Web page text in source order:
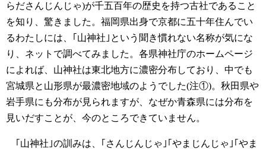
らださんじんじゃ)が千五百年の歴史を持つ古社であること
を知り、驚きました。福岡県出身で京都に五十年住んでい
るわたしには、｢山神社｣という聞き慣れない名称が気にな
り、ネットで調べてみました。各県神社庁のホームページ
によれば、山神社は東北地方に濃密分布しており、中でも
宮城県と山形県が最濃密地域のようでした(注①)。秋田県や
岩手県にも分布が見られますが、なぜか青森県には分布を
見いだすことが、今のところできていません。
｢山神社｣の訓みは、｢さんじんじゃ｣｢やまじんじゃ｣｢やま